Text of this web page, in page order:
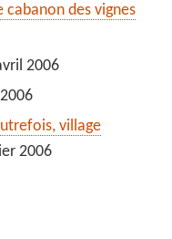
cabanon des vignes
2006
village
2006